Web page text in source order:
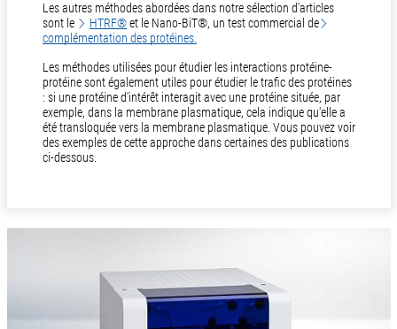
Les autres méthodes abordées dans notre sélection d'articles
sont le
HTRF®et le Nano-BiT®, un test commercial de
complémentation des protéines.
Les méthodes utilisées pour étudier les interactions protéine-
protéine sont également utiles pour étudier le trafic des protéines
: si une protéine d'intérêt interagit avec une protéine située, par
exemple, dans la membrane plasmatique, cela indique qu'elle a
été transloquée vers la membrane plasmatique. Vous pouvez voir
des exemples de cette approche dans certaines des publications
ci-dessous.